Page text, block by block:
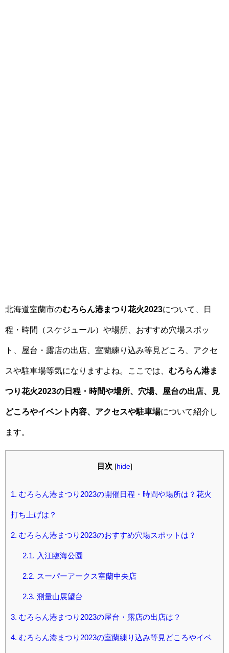
北海道室蘭市のむろらん港まつり花火2023について、日
程・時間（スケジュール）や場所、おすすめ穴場スポッ
ト、屋台・露店の出店、室蘭練り込み等見どころ、アクセ
スや駐車場等気になりますよね。ここでは、 むろらん港ま
つり花火2023の日程・時間や場所、穴場、屋台の出店、見
どころやイベント内容、アクセスや駐車場について紹介し
ます。
目次 [hide]
1. むろらん港まつり2023の開催日程・時間や場所は？花火
打ち上げは？
2. むろらん港まつり2023のおすすめ穴場スポットは？
2.1. 入江臨海公園
2.2. スーパーアークス室蘭中央店
2.3. 測量山展望台
3. むろらん港まつり2023の屋台・露店の出店は？
4. むろらん港まつり2023の室蘭練り込み等見どころやイベ